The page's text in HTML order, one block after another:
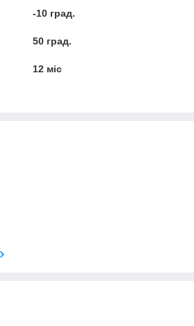
-10 град.
50 град.
12 міс